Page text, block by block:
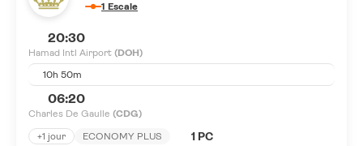
1 Escale
20:30
Hamad Intl Airport (DOH)
10h 50m
06:20
Charles De Gaulle (CDG)
+1 jour
ECONOMY PLUS 1 PC